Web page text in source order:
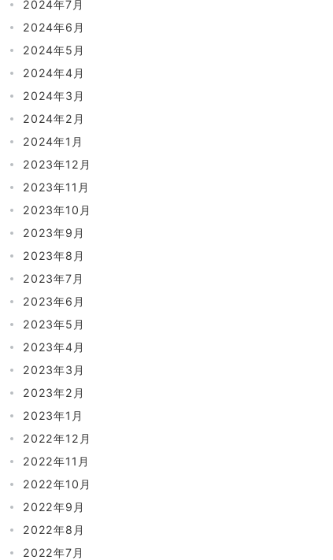
2024年7月
2024年6月
2024年5月
2024年4月
2024年3月
2024年2月
2024年1月
2023年12月
2023年11月
2023年10月
2023年9月
2023年8月
2023年7月
2023年6月
2023年5月
2023年4月
2023年3月
2023年2月
2023年1月
2022年12月
2022年11月
2022年10月
2022年9月
2022年8月
2022年7月